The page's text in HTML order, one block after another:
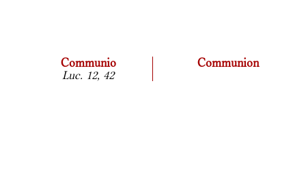
Communio
Communion
Luc. 12, 42